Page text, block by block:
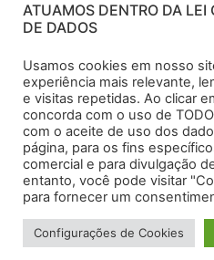
Te oriento a colocar em
coloquei neste check list
resultados e desmpenho na
Treinamento Do
Todos os
ATUAMOS DENTRO DA LEI
DE DADOS
Usamos cookies em nosso
experiência mais relevante,
e visitas repetidas. Ao clicar
concorda com o uso de
com o aceite de uso dos
página, para os fins
comercial e para divulgação
entanto, você pode visitar
para fornecer um
Configurações de Cookies